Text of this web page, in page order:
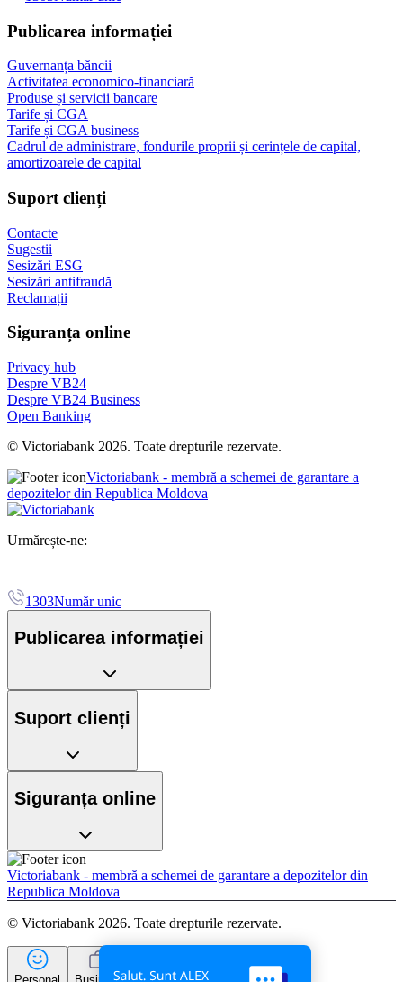
Publicarea informației
Guvernanța băncii
Activitatea economico-financiară
Produse și servicii bancare
Tarife și CGA
Tarife și CGA business
Cadrul de administrare, fondurile proprii și cerințele de capital,
amortizoarele de capital
Suport clienți
Contacte
Sugestii
Sesizări ESG
Sesizări antifraudă
Reclamații
Siguranța online
Privacy hub
Despre VB24
Despre VB24 Business
Open Banking
© Victoriabank 2026. Toate drepturile rezervate.
Victoriabank - membră a schemei de garantare a
depozitelor din Republica Moldova
Urmărește-ne:
1303Număr unic
Publicarea informației
Suport clienți
Siguranța online
Victoriabank - membră a schemei de garantare a depozitelor din
Republica Moldova
© Victoriabank 2026. Toate drepturile rezervate.